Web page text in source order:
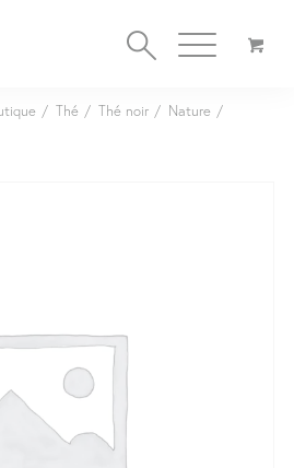
/ Thé / Thé noir / Nature /